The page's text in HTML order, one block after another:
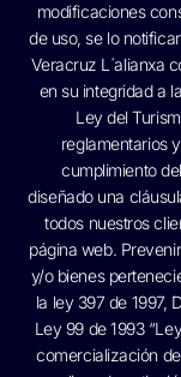
modificaciones
de uso, se lo
Veracruz L´alianxa
en su integridad a
Ley del
reglamentarios
cumplimiento
diseñado una
todos nuestros
página web.
y/o bienes
la ley 397 de 1997,
Ley 99 de 1993
comercialización